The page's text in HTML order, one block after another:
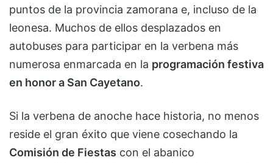
puntos de la provincia zamorana e, incluso de la
leonesa. Muchos de ellos desplazados en
autobuses para participar en la verbena más
numerosa enmarcada en la programación festiva
en honor a San Cayetano.
Si la verbena de anoche hace historia, no menos
reside el gran éxito que viene cosechando la
Comisión de Fiestas con el abanico